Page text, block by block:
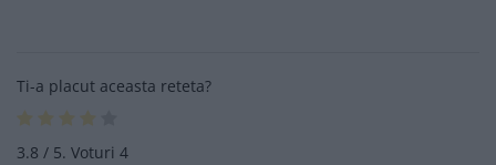
Ti-a placut aceasta reteta?
3.8 / 5. Voturi 4